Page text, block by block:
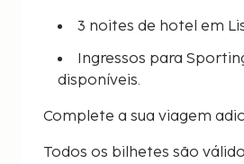
3 noites de hotel em
Ingressos para
disponíveis.
Complete a sua viagem
Todos os bilhetes são